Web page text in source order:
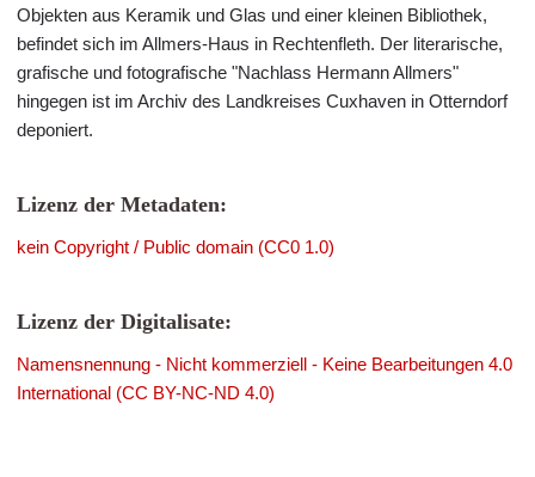
Objekten aus Keramik und Glas und einer kleinen Bibliothek,
befindet sich im Allmers-Haus in Rechtenfleth. Der literarische,
grafische und fotografische "Nachlass Hermann Allmers"
hingegen ist im Archiv des Landkreises Cuxhaven in Otterndorf
deponiert.
Lizenz der Metadaten:
kein Copyright / Public domain (CC0 1.0)
Lizenz der Digitalisate:
Namensnennung - Nicht kommerziell - Keine Bearbeitungen 4.0
International (CC BY-NC-ND 4.0)